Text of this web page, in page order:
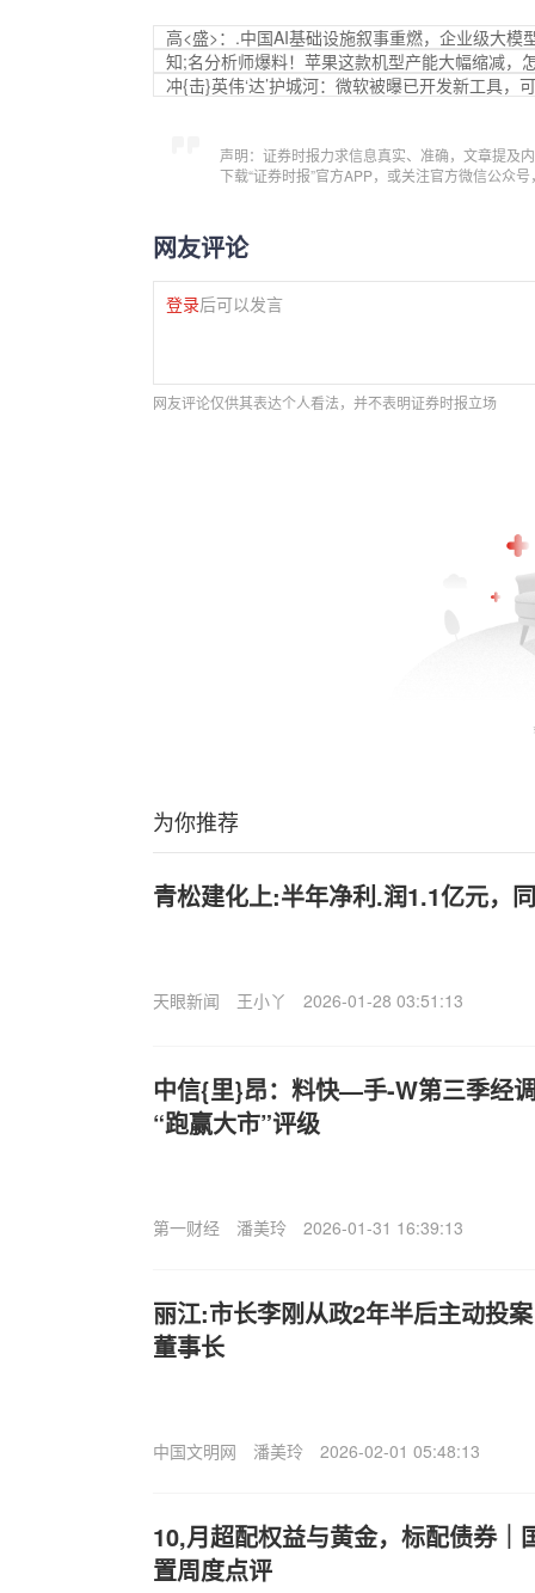
高<盛>：.中国AI基础设施叙事重燃，企业级大模
知;名分析师爆料！苹果这款机型产能大幅缩减，
冲{击}英伟‘达’护城河：微软被曝已开发新工具，
声明：证券时报力求信息真实、准确，文章提及
下载“证券时报”官方APP，或关注官方微信公众
网友评论
登录后可以发言
网友评论仅供其表达个人看法，并不表明证券时报立场
为你推荐
青松建化上:半年净利.润1.1亿元，
天眼新闻 王小丫 2026-01-28 03:51:13
中信{里}昂：料快—手-W第三季经
“跑赢大市”评级
第一财经 潘美玲 2026-01-31 16:39:13
丽江:市长李刚从政2年半后主动投
董事长
中国文明网 潘美玲 2026-02-01 05:48:13
10,月超配权益与黄金，标配债券｜
置周度点评